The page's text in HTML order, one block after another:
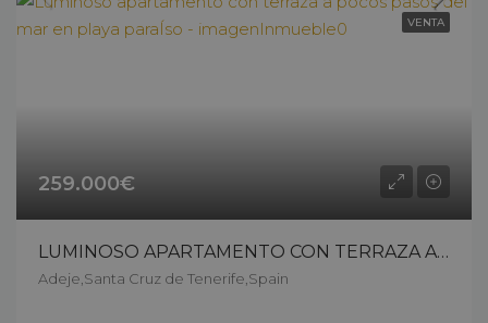
VENTA
259.000€
LUMINOSO APARTAMENTO CON TERRAZA A POCOS PASOS DEL MAR EN PLAYA PARAÍSO – 15207c226
Adeje,Santa Cruz de Tenerife,Spain